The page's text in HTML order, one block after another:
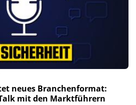
neues Branchenformat:
mit den Marktführern